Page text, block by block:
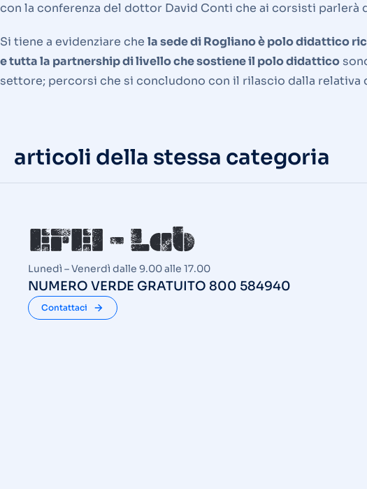
con la conferenza del dottor David Conti che ai corsisti parlerà
Si tiene a evidenziare che la sede di Rogliano è polo didattico
e tutta la partnership di livello che sostiene il polo didattico
settore; percorsi che si concludono con il rilascio dalla
articoli della stessa categoria
Lunedì – Venerdì dalle 9.00 alle 17.00
NUMERO VERDE GRATUITO 800 584940
Contattaci